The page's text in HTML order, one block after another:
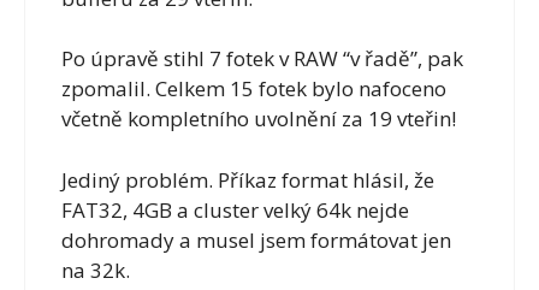
Po úpravě stihl 7 fotek v RAW “v řadě”, pak
zpomalil. Celkem 15 fotek bylo nafoceno
včetně kompletního uvolnění za 19 vteřin!
Jediný problém. Příkaz format hlásil, že
FAT32, 4GB a cluster velký 64k nejde
dohromady a musel jsem formátovat jen
na 32k.